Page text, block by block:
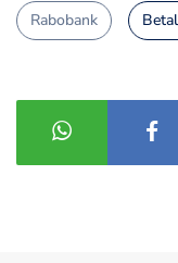
Rabobank